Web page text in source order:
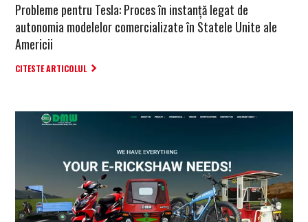
Probleme pentru Tesla: Proces în instanță legat de
autonomia modelelor comercializate în Statele Unite ale
Americii
CITESTE ARTICOLUL